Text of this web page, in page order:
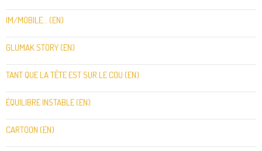
IM/MOBILE… (EN)
GLUMAK STORY (EN)
TANT QUE LA TÊTE EST SUR LE COU (EN)
ÉQUILIBRE INSTABLE (EN)
CARTOON (EN)